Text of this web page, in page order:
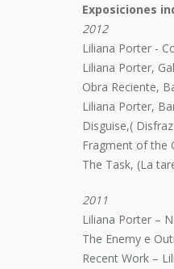
Exposiciones
2012
Liliana Porter -
Liliana Porter,
Obra Reciente,
Liliana Porter,
Disguise,(
Fragment of the
The Task, (La
2011
Liliana Porter –
The Enemy e
Recent Work –